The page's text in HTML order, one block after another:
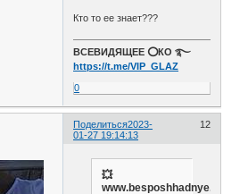
Кто то ее знает???
ВСЕВИДЯЩЕЕ ⭕️КО ࿐
https://t.me/VIP_GLAZ
0
Поделиться 12
2023-
01-27 19:14:13
💥
www.besposhhadnye.ru